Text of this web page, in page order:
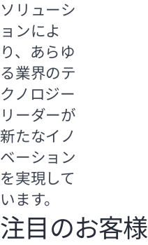
ソリューシ
ョンによ
り、あらゆ
る業界のテ
クノロジー
リーダーが
新たなイノ
ベーション
を実現して
います。
注目のお客様